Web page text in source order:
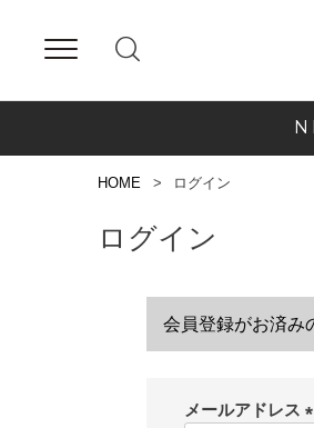
HOME ログイン
ログイン
会員登録がお済み
メールアドレス